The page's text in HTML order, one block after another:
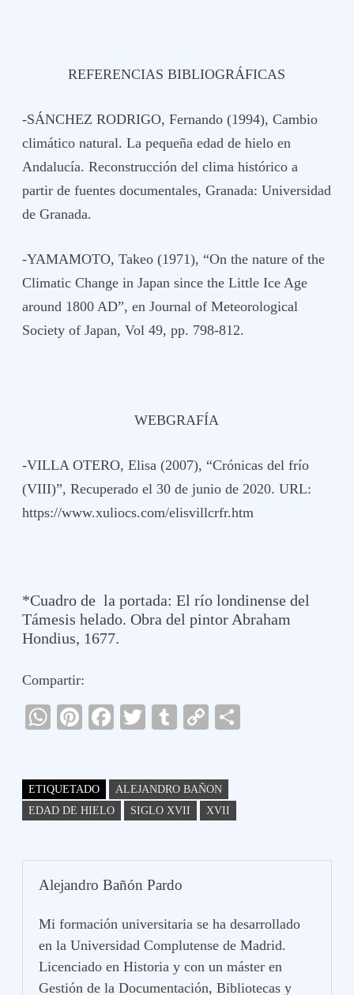
REFERENCIAS BIBLIOGRÁFICAS
-SÁNCHEZ RODRIGO, Fernando (1994), Cambio
climático natural. La pequeña edad de hielo en
Andalucía. Reconstrucción del clima histórico a
partir de fuentes documentales, Granada: Universidad
de Granada.
-YAMAMOTO, Takeo (1971), “On the nature of the
Climatic Change in Japan since the Little Ice Age
around 1800 AD”, en Journal of Meteorological
Society of Japan, Vol 49, pp. 798-812.
WEBGRAFÍA
-VILLA OTERO, Elisa (2007), “Crónicas del frío
(VIII)”, Recuperado el 30 de junio de 2020. URL:
https://www.xuliocs.com/elisvillcrfr.htm
*Cuadro de la portada: El río londinense del
Támesis helado. Obra del pintor Abraham
Hondius, 1677.
Compartir:
W
A
pp
Pi
es
t
Fa
ok
T
r
T
bl
r
C
Li
nk
ETIQUETADO
ALEJANDRO BAÑON
EDAD DE HIELO
SIGLO XVII XVII
Alejandro Bañón Pardo
Mi formación universitaria se ha desarrollado
en la Universidad Complutense de Madrid.
Licenciado en Historia y con un máster en
Gestión de la Documentación, Bibliotecas y